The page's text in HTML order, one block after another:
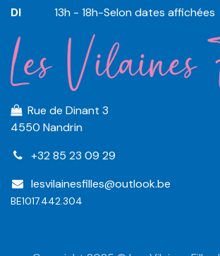
DI
​​​ 13h - 18h-Selon dates affichées
Rue de Dinant 3
4550 Nandrin
+32 85 23 09 29
lesvilainesfilles@outlook.be
BE1017.442.304